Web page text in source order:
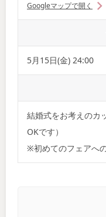
Googleマップで開く
5月15日(金) 24:00
結婚式をお考えのカ
OKです）
※初めてのフェアへ